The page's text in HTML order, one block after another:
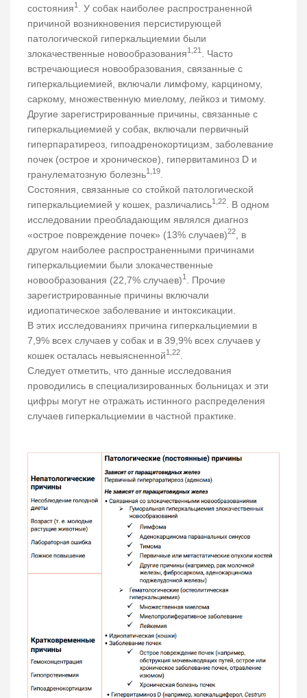
состояния1
. У собак наиболее распространенной
причиной возникновения персистирующей
патологической гиперкальциемии были
злокачественные новообразования1,21
. Часто
встречающиеся новообразования, связанные с
гиперкальциемией, включали лимфому, карциному,
саркому, множественную миелому, лейкоз и тимому.
Другие зарегистрированные причины, связанные с
гиперкальциемией у собак, включали первичный
гиперпаратиреоз, гипоадренокортицизм, заболевание
почек (острое и хроническое), гипервитаминоз D и
гранулематозную болезнь1,19
Состояния, связанные со стойкой патологической
гиперкальциемией у кошек, различались1,22
. В одном
исследовании преобладающим являлся диагноз
«острое повреждение почек» (13% случаев)22
, в
другом наиболее распространенными причинами
гиперкальциемии были злокачественные
новообразования (22,7% случаев)1
. Прочие
зарегистрированные причины включали
идиопатическое заболевание и интоксикации.
В этих исследованиях причина гиперкальциемии в
7,9% всех случаев у собак и в 39,9% всех случаев у
кошек осталась невыясненной1,22
Следует отметить, что данные исследования
проводились в специализированных больницах и эти
цифры могут не отражать истинного распределения
случаев гиперкальциемии в частной практике.